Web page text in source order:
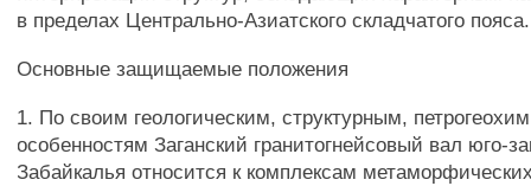
в пределах Центрально-Азиатского складчатого пояса.
Основные защищаемые положения
1. По своим геологическим, структурным,
особенностям Заганский гранитогнейсовый вал юго-
Забайкалья относится к комплексам